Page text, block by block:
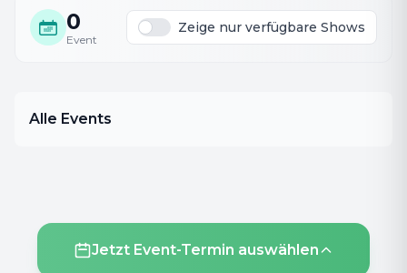
0
Event
Zeige nur verfügbare Shows
Alle Events
Jetzt Event-Termin auswählen